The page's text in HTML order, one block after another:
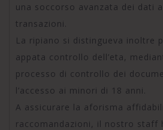
una soccorso avanzata dei dati
transazioni.
La ripiano si distingueva inoltre
appata controllo dell’eta,
processo di controllo dei
l’accesso ai minori di 18 anni.
A assicurare la aforisma
raccomandazioni, il nostro staff